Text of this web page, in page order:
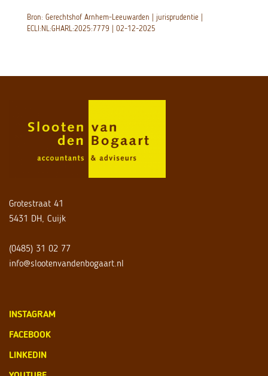
Bron: Gerechtshof Arnhem-Leeuwarden | jurisprudentie |
ECLI:NL:GHARL:2025:7779 | 02-12-2025
Grotestraat 41
5431 DH, Cuijk
(0485) 31 02 77
info@slootenvandenbogaart.nl
INSTAGRAM
FACEBOOK
LINKEDIN